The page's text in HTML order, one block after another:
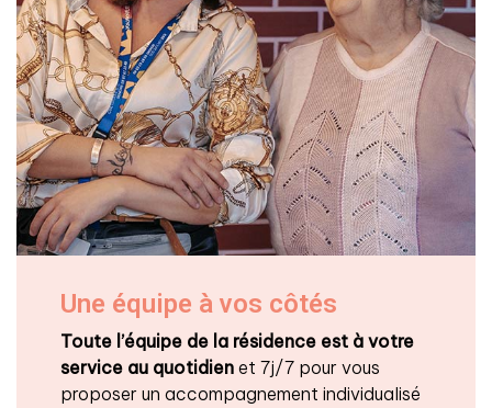
Une équipe à vos côtés
Toute l’équipe de la résidence est à votre
service au quotidien et 7j/7 pour vous
proposer un accompagnement individualisé